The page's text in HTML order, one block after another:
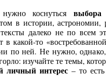
коснуться выбора
в истории, астрономии,
далеко не по всем
в какой-то
по ней. Не нужно, однако,
изучайте те темы,
личный интерес – то